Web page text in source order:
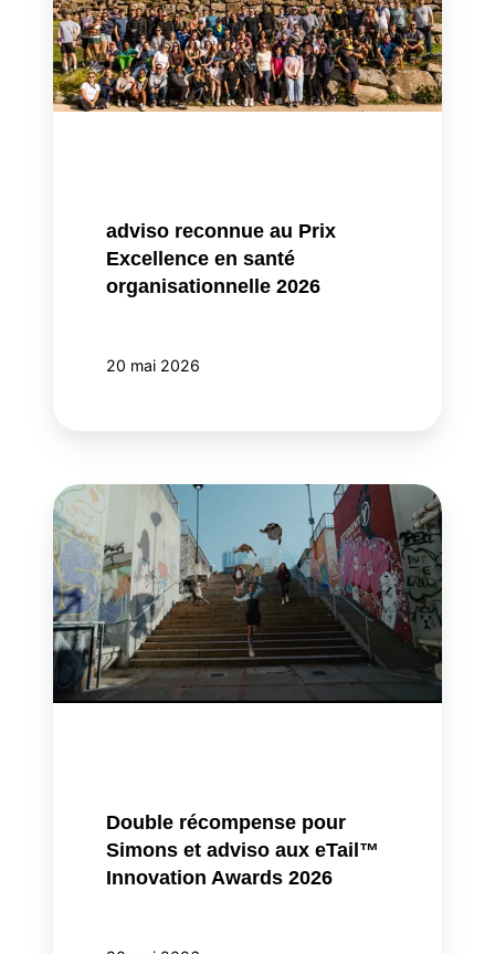
Excellence
en
santé
organisationnelle
adviso reconnue au Prix
Excellence en santé
organisationnelle 2026
20 mai 2026
Double
récompense
pour
Simons
et
adviso
aux
eTail™
Double récompense pour
Simons et adviso aux eTail™
Innovation Awards 2026